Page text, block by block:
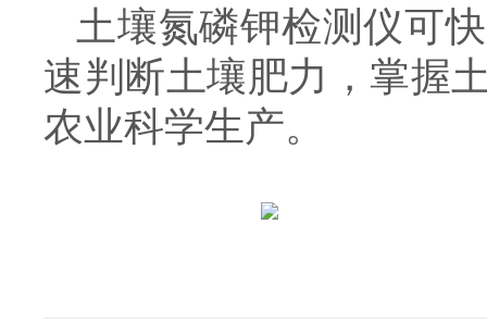
土壤氮磷钾检测仪可
速判断土壤肥力，掌握
农业科学生产。